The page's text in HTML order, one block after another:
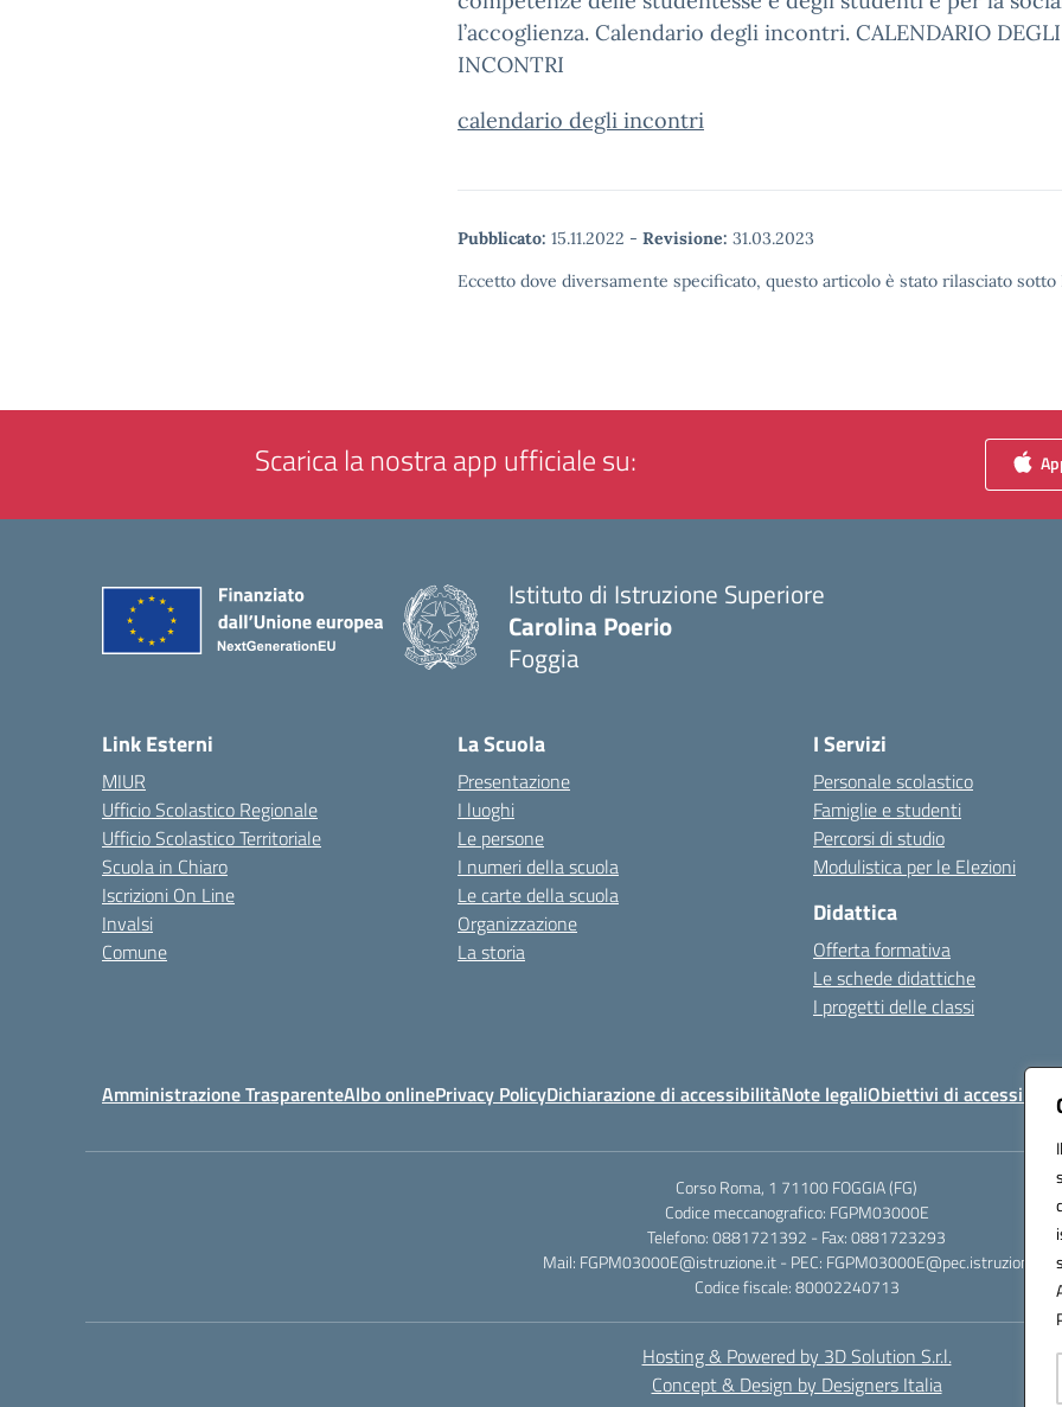
l’accoglienza. Calendario degli incontri. CALENDARIO DEGLI
INCONTRI
calendario degli incontri
Pubblicato: 15.11.2022 - Revisione: 31.03.2023
Eccetto dove diversamente specificato, questo articolo è stato rilasciato
Scarica la nostra app ufficiale su:
Istituto di Istruzione Superiore
Carolina Poerio
Foggia
Link Esterni
MIUR
Ufficio Scolastico Regionale
Ufficio Scolastico Territoriale
Scuola in Chiaro
Iscrizioni On Line
Invalsi
Comune
La Scuola
Presentazione
I luoghi
Le persone
I numeri della scuola
Le carte della scuola
Organizzazione
La storia
I Servizi
Personale scolastico
Famiglie e studenti
Percorsi di studio
Modulistica per le Elezioni
Didattica
Offerta formativa
Le schede didattiche
I progetti delle classi
Amministrazione TrasparenteAlbo onlinePrivacy PolicyDichiarazione di accessibilitàNote legaliObiettivi di
Corso Roma, 1 71100 FOGGIA (FG)
Codice meccanografico: FGPM03000E
Telefono: 0881721392 - Fax: 0881723293
Mail: FGPM03000E@istruzione.it - PEC: FGPM03000E@pec.istruzione.it
Codice fiscale: 80002240713
Hosting & Powered by 3D Solution S.r.l.
Concept & Design by Designers Italia